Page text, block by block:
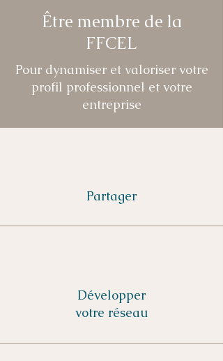
Être membre de la
FFCEL
Pour dynamiser et valoriser votre
profil professionnel et votre
entreprise
Partager
Développer
votre réseau